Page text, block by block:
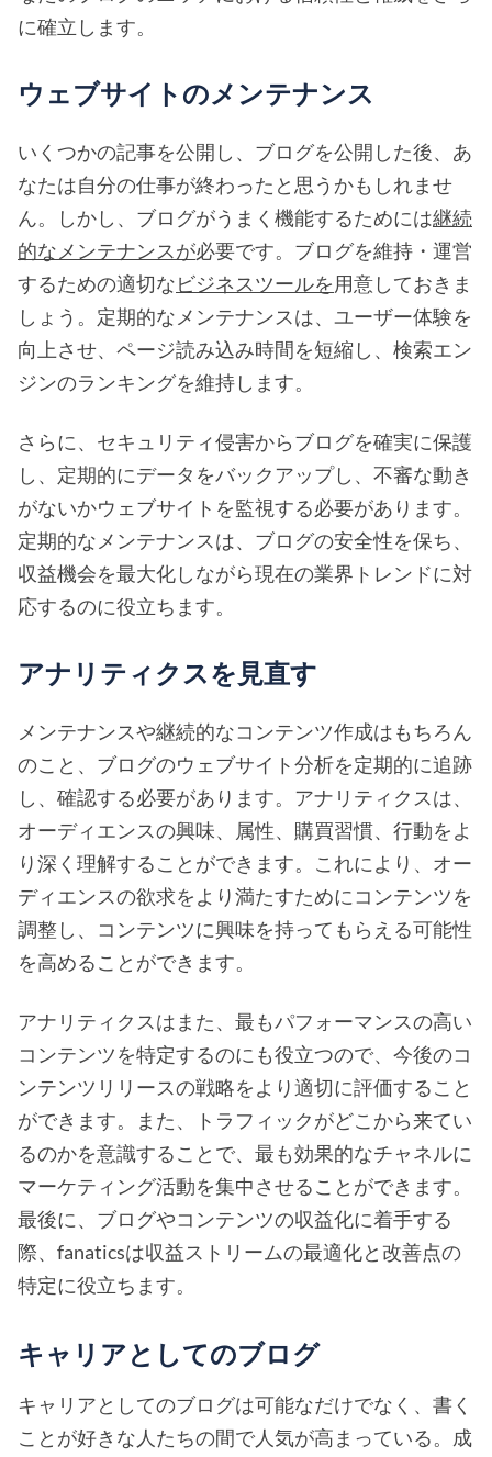
に確立します。
ウェブサイトのメンテナンス
いくつかの記事を公開し、ブログを公開した後、あ
なたは自分の仕事が終わったと思うかもしれませ
ん。しかし、ブログがうまく機能するためには継続
的なメンテナンスが必要です。ブログを維持・運営
するための適切なビジネスツールを用意しておきま
しょう。定期的なメンテナンスは、ユーザー体験を
向上させ、ページ読み込み時間を短縮し、検索エン
ジンのランキングを維持します。
さらに、セキュリティ侵害からブログを確実に保護
し、定期的にデータをバックアップし、不審な動き
がないかウェブサイトを監視する必要があります。
定期的なメンテナンスは、ブログの安全性を保ち、
収益機会を最大化しながら現在の業界トレンドに対
応するのに役立ちます。
アナリティクスを見直す
メンテナンスや継続的なコンテンツ作成はもちろん
のこと、ブログのウェブサイト分析を定期的に追跡
し、確認する必要があります。アナリティクスは、
オーディエンスの興味、属性、購買習慣、行動をよ
り深く理解することができます。これにより、オー
ディエンスの欲求をより満たすためにコンテンツを
調整し、コンテンツに興味を持ってもらえる可能性
を高めることができます。
アナリティクスはまた、最もパフォーマンスの高い
コンテンツを特定するのにも役立つので、今後のコ
ンテンツリリースの戦略をより適切に評価すること
ができます。また、トラフィックがどこから来てい
るのかを意識することで、最も効果的なチャネルに
マーケティング活動を集中させることができます。
最後に、ブログやコンテンツの収益化に着手する
際、fanaticsは収益ストリームの最適化と改善点の
特定に役立ちます。
キャリアとしてのブログ
キャリアとしてのブログは可能なだけでなく、書く
ことが好きな人たちの間で人気が高まっている。成